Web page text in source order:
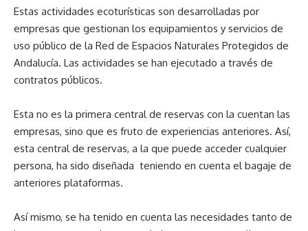
Estas actividades ecoturísticas son desarrolladas por
empresas que gestionan los equipamientos y servicios de
uso público de la Red de Espacios Naturales Protegidos de
Andalucía. Las actividades se han ejecutado a través de
contratos públicos.
Esta no es la primera central de reservas con la cuentan las
empresas, sino que es fruto de experiencias anteriores. Así,
esta central de reservas, a la que puede acceder cualquier
persona, ha sido diseñada teniendo en cuenta el bagaje de
anteriores plataformas.
Así mismo, se ha tenido en cuenta las necesidades tanto de